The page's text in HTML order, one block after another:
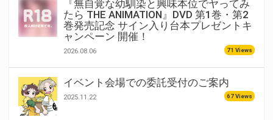
『無自覚な幼馴染と興味本位でヤってみ
たら THE ANIMATION』DVD 第1巻・第2
巻発売記念 サイン入り台本プレゼントキ
ャンペーン 開催！
2026.08.06 71 Views
イベント会場での委託受付のご案内
2025.11.22 67 Views